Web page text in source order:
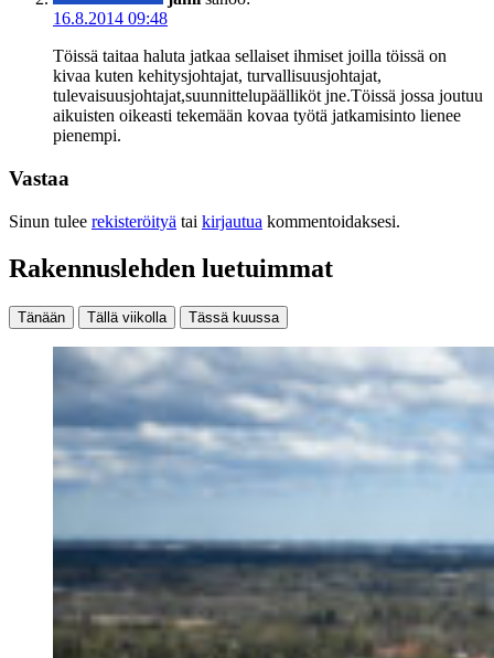
16.8.2014 09:48
Töissä taitaa haluta jatkaa sellaiset ihmiset joilla töissä on
kivaa kuten kehitysjohtajat, turvallisuusjohtajat,
tulevaisuusjohtajat,suunnittelupäälliköt jne.Töissä jossa joutuu
aikuisten oikeasti tekemään kovaa työtä jatkamisinto lienee
pienempi.
Vastaa
Sinun tulee rekisteröityä tai kirjautua kommentoidaksesi.
Rakennuslehden luetuimmat
Tänään Tällä viikolla Tässä kuussa